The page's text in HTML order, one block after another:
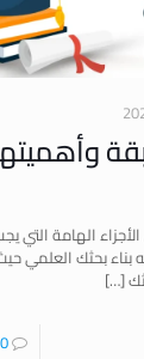
الهامة التي
بناء بحثك العلمي
[…]
0